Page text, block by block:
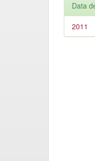
Data
2011